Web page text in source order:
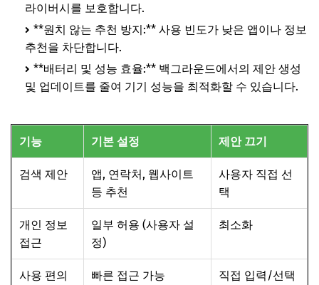
라이버시를 보호합니다.
**원치 않는 추천 방지:** 사용 빈도가 낮은 앱이나 정보
추천을 차단합니다.
**배터리 및 성능 효율:** 백그라운드에서의 제안 생성
및 업데이트를 줄여 기기 성능을 최적화할 수 있습니다.
기능 기본 설정 제안 끄기
검색 제안
앱, 연락처, 웹사이트
등 추천
사용자 직접 선
택
개인 정보
접근
일부 허용 (사용자 설
정)
최소화
사용 편의
빠른 접근 가능
직접 입력/선택